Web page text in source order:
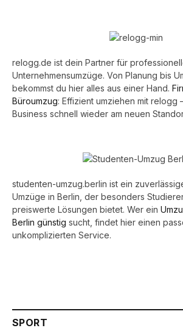
relogg.de ist dein Partner für
Unternehmensumzüge. Von Planung bis
bekommst du hier alles aus einer Hand.
Büroumzug: Effizient umziehen mit relogg
Business schnell wieder am neuen
studenten-umzug.berlin ist ein
Umzüge in Berlin, der besonders
preiswerte Lösungen bietet. Wer ein
Berlin günstig sucht, findet hier einen
unkomplizierten Service.
SPORT